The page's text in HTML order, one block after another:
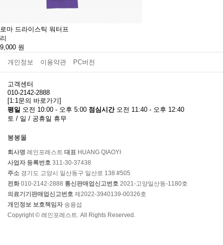
로마 드라이스틱 워터프
리
9,000 원
개인정보
이용약관 PC버전
고객센터
010-2142-2888
[1:1문의 바로가기]
평일 오전 10:00 - 오후 5:00 점심시간오전 11:40 - 오후 12:40
토 / 일 / 공휴일 휴무
봉봉몰
회사명 레인포레스트 대표 HUANG QIAOYI
사업자 등록번호 311-30-37438
주소 경기도 고양시 일산동구 일산로 138 #505
전화 010-2142-2888 통신판매업신고번호 2021-고양일산동-1180호
의료기기판매업신고번호 제2022-3940139-00326호
개인정보 보호책임자 송용섭
Copyright © 레인포레스트. All Rights Reserved.